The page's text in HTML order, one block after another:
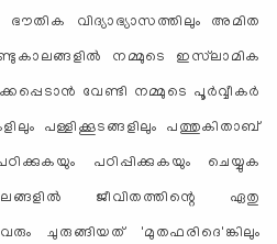
വിദ്യാഭ്യാസത്തിലും അമിത
നമ്മുടെ ഇസ്‌ലാമിക
വേണ്ടി നമ്മുടെ പൂര്‍വ്വീകര്‍
പള്ളിക്കൂടങ്ങളിലും പത്തുകിതാബ്
പഠിപ്പിക്കുകയും ചെയ്യുക
ജീവിതത്തിന്റെ ഏതു
ചുരുങ്ങിയത് 'മുതഫരിദെ'ങ്കിലും